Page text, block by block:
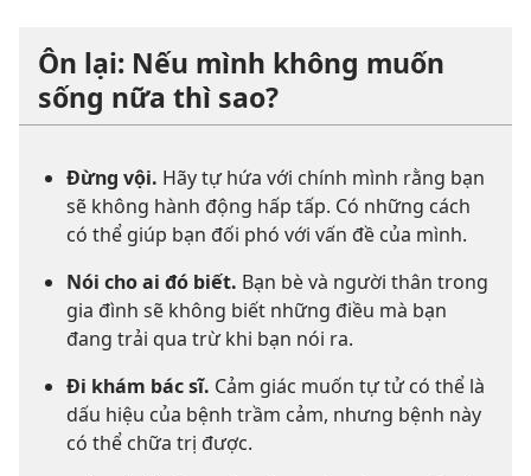
Ôn lại: Nếu mình không muốn
sống nữa thì sao?
Đừng vội. Hãy tự hứa với chính mình rằng bạn
sẽ không hành động hấp tấp. Có những cách
có thể giúp bạn đối phó với vấn đề của mình.
Nói cho ai đó biết. Bạn bè và người thân trong
gia đình sẽ không biết những điều mà bạn
đang trải qua trừ khi bạn nói ra.
Đi khám bác sĩ. Cảm giác muốn tự tử có thể là
dấu hiệu của bệnh trầm cảm, nhưng bệnh này
có thể chữa trị được.